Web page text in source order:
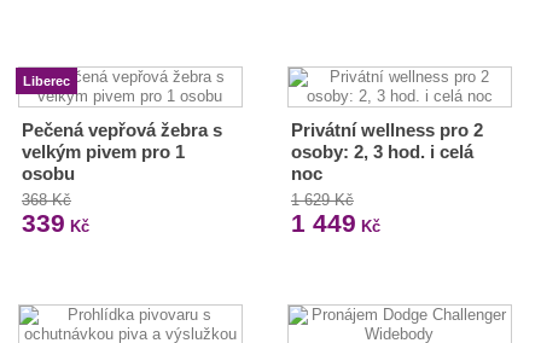
Liberec
Pečená vepřová žebra s
velkým pivem pro 1
osobu
368 Kč
339 Kč
Privátní wellness pro 2
osoby: 2, 3 hod. i celá
noc
1 629 Kč
1 449 Kč